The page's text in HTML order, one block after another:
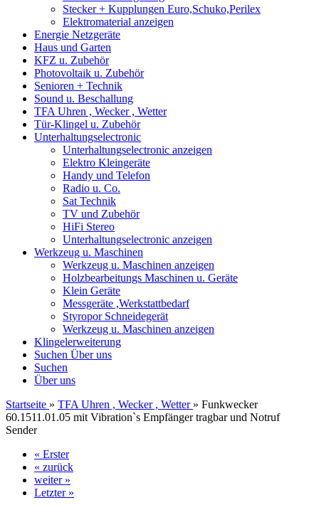
Stecker + Kupplungen Euro,Schuko,Perilex
Elektromaterial anzeigen
Energie Netzgeräte
Haus und Garten
KFZ u. Zubehör
Photovoltaik u. Zubehör
Senioren + Technik
Sound u. Beschallung
TFA Uhren , Wecker , Wetter
Tür-Klingel u. Zubehör
Unterhaltungselectronic
Unterhaltungselectronic anzeigen
Elektro Kleingeräte
Handy und Telefon
Radio u. Co.
Sat Technik
TV und Zubehör
HiFi Stereo
Unterhaltungselectronic anzeigen
Werkzeug u. Maschinen
Werkzeug u. Maschinen anzeigen
Holzbearbeitungs Maschinen u. Geräte
Klein Geräte
Messgeräte ,Werkstattbedarf
Styropor Schneidegerät
Werkzeug u. Maschinen anzeigen
Klingelerweiterung
Suchen Über uns
Suchen
Über uns
Startseite » TFA Uhren , Wecker , Wetter » Funkwecker
60.1511.01.05 mit Vibration`s Empfänger tragbar und Notruf
Sender
« Erster
« zurück
weiter »
Letzter »